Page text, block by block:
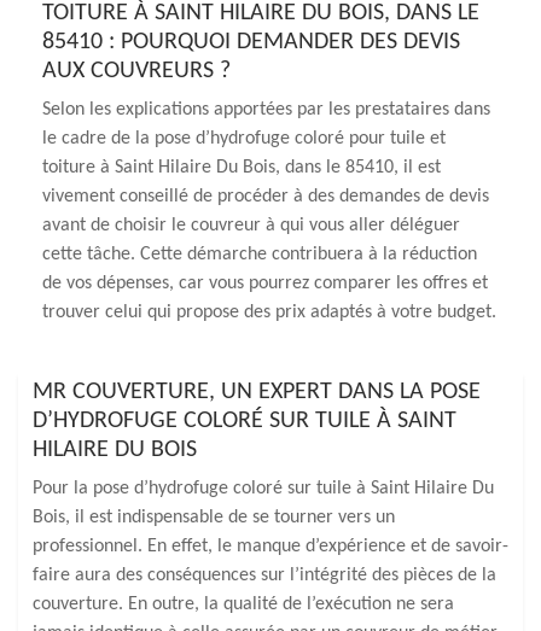
TOITURE À SAINT HILAIRE DU BOIS, DANS LE
85410 : POURQUOI DEMANDER DES DEVIS
AUX COUVREURS ?
Selon les explications apportées par les prestataires dans
le cadre de la pose d’hydrofuge coloré pour tuile et
toiture à Saint Hilaire Du Bois, dans le 85410, il est
vivement conseillé de procéder à des demandes de devis
avant de choisir le couvreur à qui vous aller déléguer
cette tâche. Cette démarche contribuera à la réduction
de vos dépenses, car vous pourrez comparer les offres et
trouver celui qui propose des prix adaptés à votre budget.
MR COUVERTURE, UN EXPERT DANS LA POSE
D’HYDROFUGE COLORÉ SUR TUILE À SAINT
HILAIRE DU BOIS
Pour la pose d’hydrofuge coloré sur tuile à Saint Hilaire Du
Bois, il est indispensable de se tourner vers un
professionnel. En effet, le manque d’expérience et de savoir-
faire aura des conséquences sur l’intégrité des pièces de la
couverture. En outre, la qualité de l’exécution ne sera